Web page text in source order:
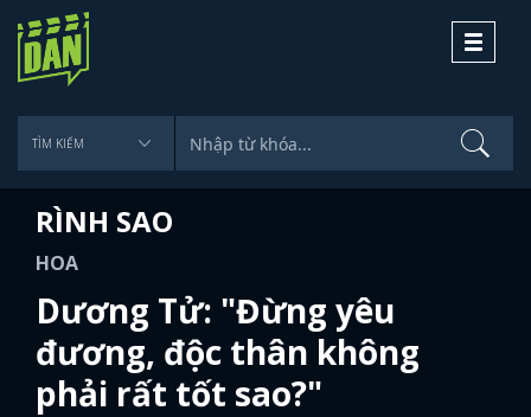
Toggle
RÌNH SAO
HOA
Dương Tử: "Đừng yêu
đương, độc thân không
phải rất tốt sao?"